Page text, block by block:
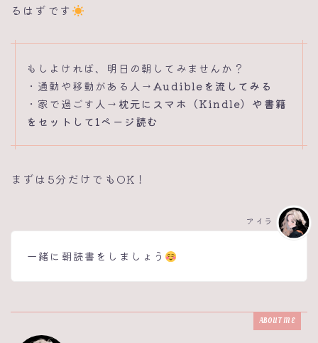
るはずです
もしよければ、明日の朝してみませんか？
・通勤や移動がある人→Audibleを流してみる
・家で過ごす人→ 枕元にスマホ（Kindle）や書籍
をセットして1ページ読む
まずは5分だけでもOK！
一緒に朝読書をしましょう
アイラ
ABOUT ME